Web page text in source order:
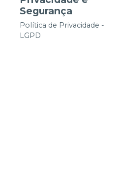
Segurança
Política de Privacidade -
LGPD